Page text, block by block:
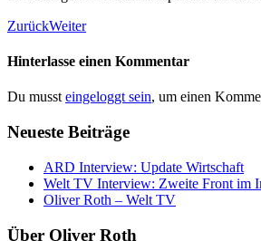
ZurückWeiter
Hinterlasse einen Kommentar
Du mussteingeloggt sein, um einen
Neueste Beiträge
ARD Interview: Update Wirtschaft
Welt TV Interview: Zweite Front im
Oliver Roth – Welt TV
Über Oliver Roth